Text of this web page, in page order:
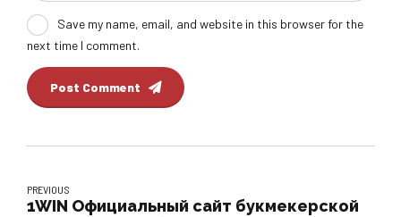
Save my name, email, and website in this browser for the
next time I comment.
Post Comment
PREVIOUS
1WIN Официальный сайт букмекерской